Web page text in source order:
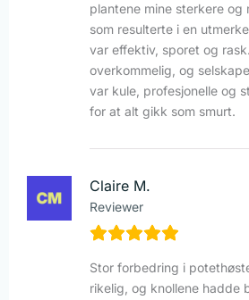
plantene mine sterkere og
som resulterte i en
var effektiv, sporet og
overkommelig, og
var kule, profesjonelle og
for at alt gikk som smurt.
Claire M.
Reviewer
Stor forbedring i
rikelig, og knollene hadde